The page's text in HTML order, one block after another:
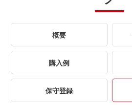
概要
購入例
保守登録